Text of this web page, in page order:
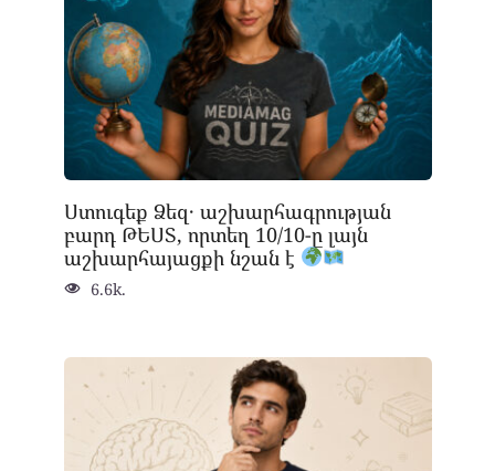
Ստուգեք Ձեզ․ աշխարհագրության
բարդ ԹԵՍՏ, որտեղ 10/10-ը լայն
աշխարհայացքի նշան է
6.6k.